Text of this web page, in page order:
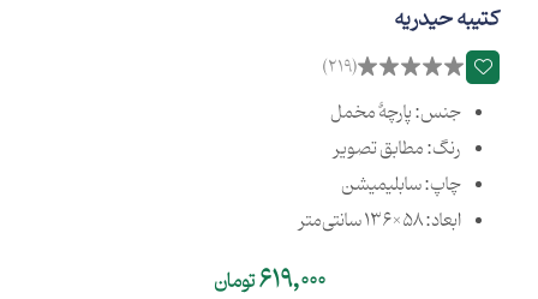
کتیبه حیدریه
(219)
جنس: پارچۀ مخمل
رنگ: مطابق تصویر
چاپ: سابلیمیشن
ابعاد: 58×136 سانتی‌متر
619,000تومان